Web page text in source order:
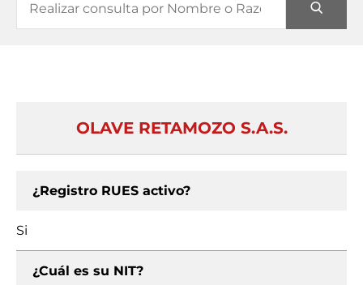
OLAVE RETAMOZO S.A.S.
¿Registro RUES activo?
Si
¿Cuál es su NIT?